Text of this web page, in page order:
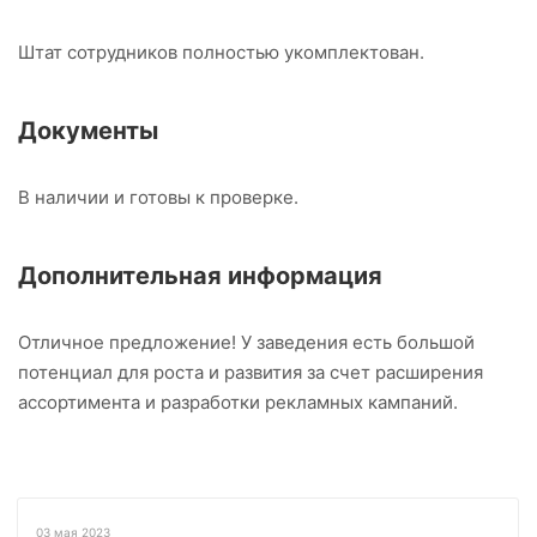
Штат сотрудников полностью укомплектован.
Документы
В наличии и готовы к проверке.
Дополнительная информация
Отличное предложение! У заведения есть большой
потенциал для роста и развития за счет расширения
ассортимента и разработки рекламных кампаний.
03 мая 2023